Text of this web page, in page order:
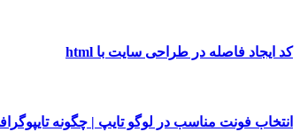
کد ایجاد فاصله در طراحی سایت با html
انتخاب فونت مناسب در لوگو تایپ | چگونه